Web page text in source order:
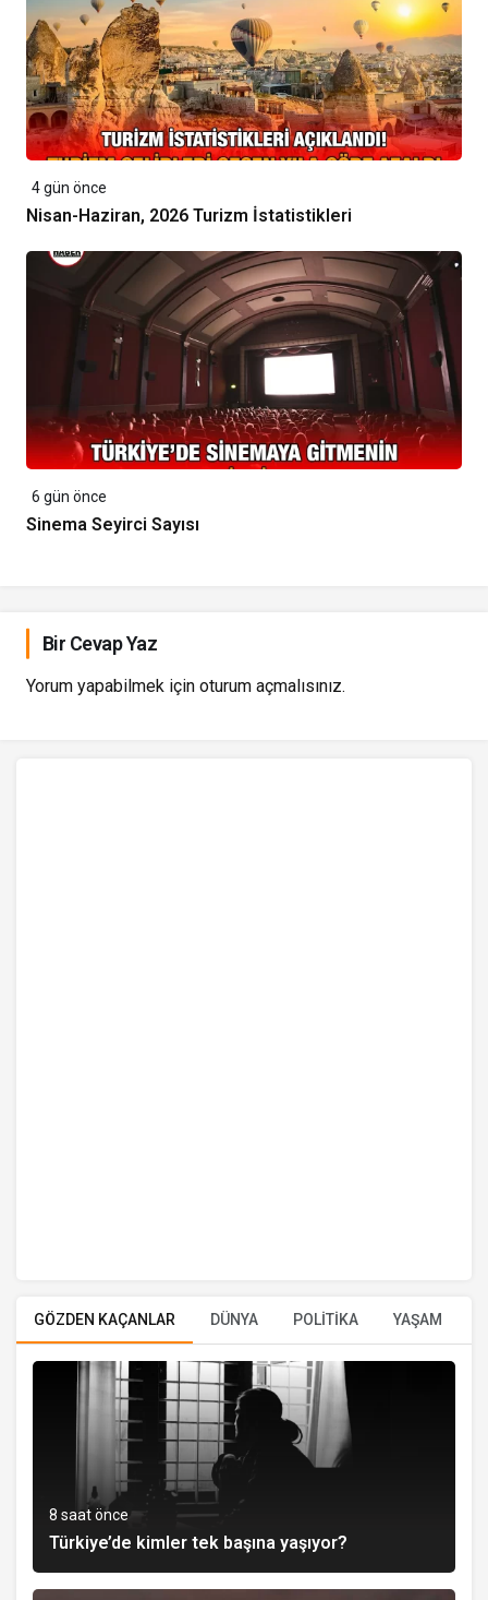
4 gün önce
Nisan-Haziran, 2026 Turizm İstatistikleri
6 gün önce
Sinema Seyirci Sayısı
Bir Cevap Yaz
Yorum yapabilmek için oturum açmalısınız.
GÖZDEN KAÇANLAR DÜNYA POLİTİKA YAŞAM
8 saat önce
Türkiye’de kimler tek başına yaşıyor?